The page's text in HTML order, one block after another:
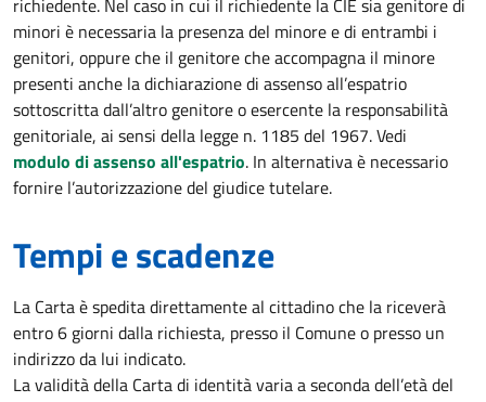
richiedente. Nel caso in cui il richiedente la CIE sia genitore di
minori è necessaria la presenza del minore e di entrambi i
genitori, oppure che il genitore che accompagna il minore
presenti anche la dichiarazione di assenso all’espatrio
sottoscritta dall’altro genitore o esercente la responsabilità
genitoriale, ai sensi della legge n. 1185 del 1967. Vedi
modulo di assenso all'espatrio. In alternativa è necessario
fornire l’autorizzazione del giudice tutelare.
Tempi e scadenze
La Carta è spedita direttamente al cittadino che la riceverà
entro 6 giorni dalla richiesta, presso il Comune o presso un
indirizzo da lui indicato.
La validità della Carta di identità varia a seconda dell’età del